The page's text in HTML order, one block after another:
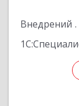
Внедрений